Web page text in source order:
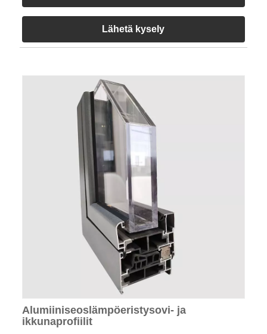
Lähetä kysely
Alumiiniseoslämpöeristysovi- ja
ikkunaprofiilit